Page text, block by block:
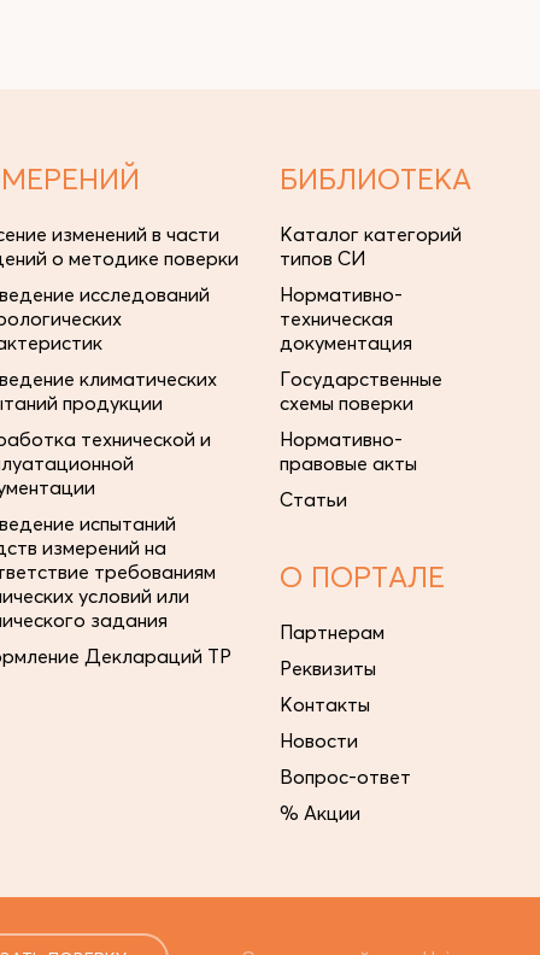
изменений в части
о методике поверки
исследований
климатических
продукции
технической и
испытаний
измерений на
требованиям
условий или
задания
Деклараций ТР
БИБЛИОТЕКА
Каталог категорий
типов СИ
Нормативно-
техническая
документация
Государственные
схемы поверки
Нормативно-
правовые акты
Статьи
О ПОРТАЛЕ
Партнерам
Реквизиты
Контакты
Новости
Вопрос-ответ
% Акции